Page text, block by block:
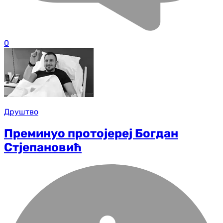
0
Друштво
Преминуо протојереј Богдан
Стјепановић